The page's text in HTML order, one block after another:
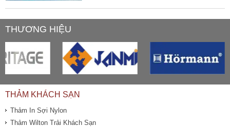
THƯƠNG HIỆU
THẢM KHÁCH SẠN
Thảm In Sợi Nylon
Thảm Wilton Trải Khách Sạn